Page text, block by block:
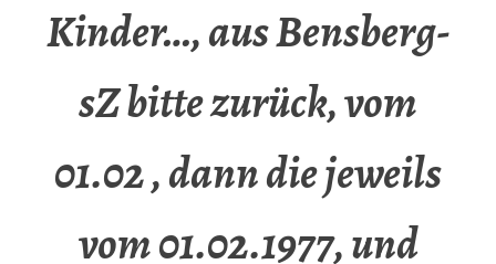
Kinder…, aus Bensberg-
sZ bitte zurück, vom
01.02 , dann die jeweils
vom 01.02.1977, und